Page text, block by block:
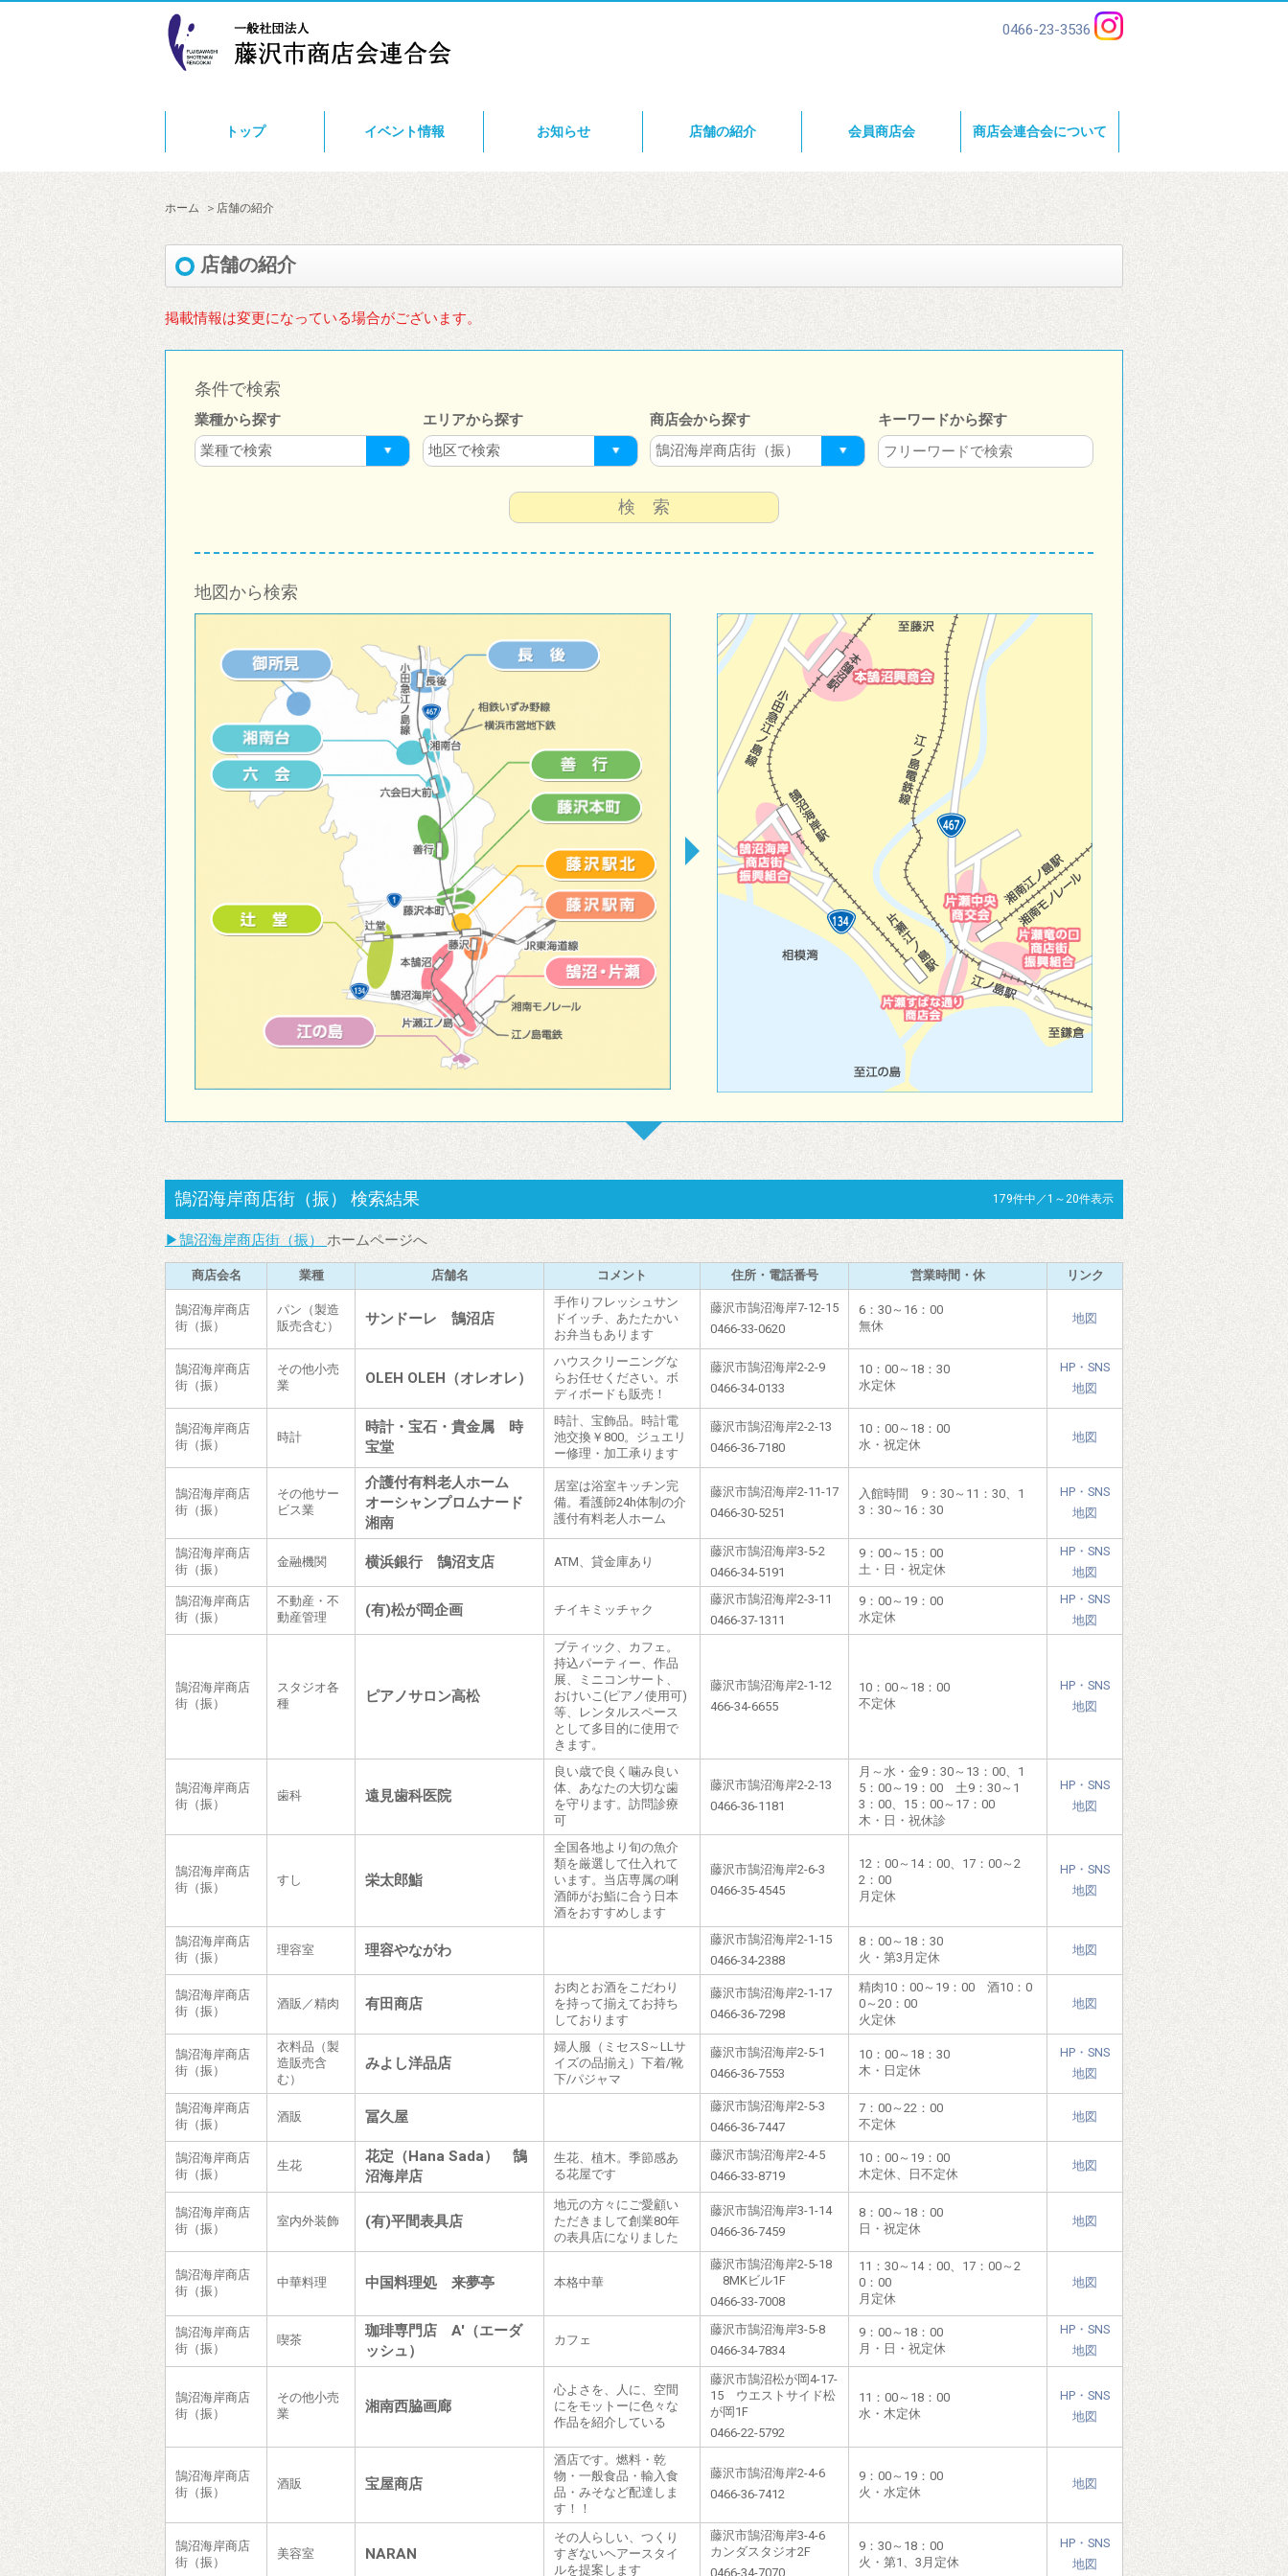
0466-23-3536
トップ イベント情報 お知らせ 店舗の紹介 会員商店会 商店会連合会について
ホーム 店舗の紹介
店舗の紹介
掲載情報は変更になっている場合がございます。
条件で検索
業種から探す エリアから探す 商店会から探す キーワードから探す
地図から検索
鵠沼海岸商店街（振） 検索結果 179件中／1～20件表示
▶鵠沼海岸商店街（振） ホームページへ
商店会名 業種 店舗名 コメント 住所・電話番号 営業時間・休
リンク
鵠沼海岸商店
街（振）
パン（製造
販売含む）
サンドーレ 鵠沼店
手作りフレッシュサン
ドイッチ、あたたかい
お弁当もあります
藤沢市鵠沼海岸7-12-15
0466-33-0620
6：30～16：00
無休
地図
鵠沼海岸商店
街（振）
その他小売
業
OLEH OLEH（オレオレ）
ハウスクリーニングな
らお任せください。ボ
ディボードも販売！
藤沢市鵠沼海岸2-2-9
0466-34-0133
10：00～18：30
水定休
HP・SNS
地図
鵠沼海岸商店
街（振）
時計
時計・宝石・貴金属 時
宝堂
時計、宝飾品。時計電
池交換￥800。ジュエリ
ー修理・加工承ります
藤沢市鵠沼海岸2-2-13
0466-36-7180
10：00～18：00
水・祝定休
地図
鵠沼海岸商店
街（振）
その他サー
ビス業
介護付有料老人ホーム
オーシャンプロムナード
湘南
居室は浴室キッチン完
備。看護師24h体制の介
護付有料老人ホーム
藤沢市鵠沼海岸2-11-17
0466-30-5251
入館時間 9：30～11：30、1
3：30～16：30
HP・SNS
地図
鵠沼海岸商店
街（振）
金融機関 横浜銀行 鵠沼支店 ATM、貸金庫あり
藤沢市鵠沼海岸3-5-2
0466-34-5191
9：00～15：00
土・日・祝定休
HP・SNS
地図
鵠沼海岸商店
街（振）
不動産・不
動産管理
(有)松が岡企画 チイキミッチャク
藤沢市鵠沼海岸2-3-11
0466-37-1311
9：00～19：00
水定休
HP・SNS
地図
鵠沼海岸商店
街（振）
スタジオ各
種
ピアノサロン高松
ブティック、カフェ。
持込パーティー、作品
展、ミニコンサート、
おけいこ(ピアノ使用可)
等、レンタルスペース
として多目的に使用で
きます。
藤沢市鵠沼海岸2-1-12
466-34-6655
10：00～18：00
不定休
HP・SNS
地図
鵠沼海岸商店
街（振）
歯科 遠見歯科医院
良い歳で良く噛み良い
体、あなたの大切な歯
を守ります。訪問診療
可
藤沢市鵠沼海岸2-2-13
0466-36-1181
月～水・金9：30～13：00、1
5：00～19：00 土9：30～1
3：00、15：00～17：00
木・日・祝休診
HP・SNS
地図
鵠沼海岸商店
街（振）
すし 栄太郎鮨
全国各地より旬の魚介
類を厳選して仕入れて
います。当店専属の唎
酒師がお鮨に合う日本
酒をおすすめします
藤沢市鵠沼海岸2-6-3
0466-35-4545
12：00～14：00、17：00～2
2：00
月定休
HP・SNS
地図
鵠沼海岸商店
街（振）
理容室 理容やながわ
藤沢市鵠沼海岸2-1-15
0466-34-2388
8：00～18：30
火・第3月定休
地図
鵠沼海岸商店
街（振）
酒販／精肉 有田商店
お肉とお酒をこだわり
を持って揃えてお持ち
しております
藤沢市鵠沼海岸2-1-17
0466-36-7298
精肉10：00～19：00 酒10：0
0～20：00
火定休
地図
鵠沼海岸商店
街（振）
衣料品（製
造販売含
む）
みよし洋品店
婦人服（ミセスS～LLサ
イズの品揃え）下着/靴
下/パジャマ
藤沢市鵠沼海岸2-5-1
0466-36-7553
10：00～18：30
木・日定休
HP・SNS
地図
鵠沼海岸商店
街（振）
酒販 冨久屋
藤沢市鵠沼海岸2-5-3
0466-36-7447
7：00～22：00
不定休
地図
鵠沼海岸商店
街（振）
生花
花定（Hana Sada） 鵠
沼海岸店
生花、植木。季節感あ
る花屋です
藤沢市鵠沼海岸2-4-5
0466-33-8719
10：00～19：00
木定休、日不定休
地図
鵠沼海岸商店
街（振）
室内外装飾 (有)平間表具店
地元の方々にご愛顧い
ただきまして創業80年
の表具店になりました
藤沢市鵠沼海岸3-1-14
0466-36-7459
8：00～18：00
日・祝定休
地図
鵠沼海岸商店
街（振）
中華料理 中国料理処 来夢亭 本格中華
藤沢市鵠沼海岸2-5-18
8MKビル1F
0466-33-7008
11：30～14：00、17：00～2
0：00
月定休
地図
鵠沼海岸商店
街（振）
喫茶
珈琲専門店 A'（エーダ
ッシュ）
カフェ
藤沢市鵠沼海岸3-5-8
0466-34-7834
9：00～18：00
月・日・祝定休
HP・SNS
地図
鵠沼海岸商店
街（振）
その他小売
業
湘南西脇画廊
心よさを、人に、空間
にをモットーに色々な
作品を紹介している
藤沢市鵠沼松が岡4-17-
15 ウエストサイド松
が岡1F
0466-22-5792
11：00～18：00
水・木定休
HP・SNS
地図
鵠沼海岸商店
街（振）
酒販 宝屋商店
酒店です。燃料・乾
物・一般食品・輸入食
品・みそなど配達しま
す！！
藤沢市鵠沼海岸2-4-6
0466-36-7412
9：00～19：00
火・水定休
地図
鵠沼海岸商店
街（振）
美容室 NARAN
その人らしい、つくり
すぎないヘアースタイ
ルを提案します
藤沢市鵠沼海岸3-4-6
カンダスタジオ2F
9：30～18：00
火・第1、3月定休
HP・SNS
地図